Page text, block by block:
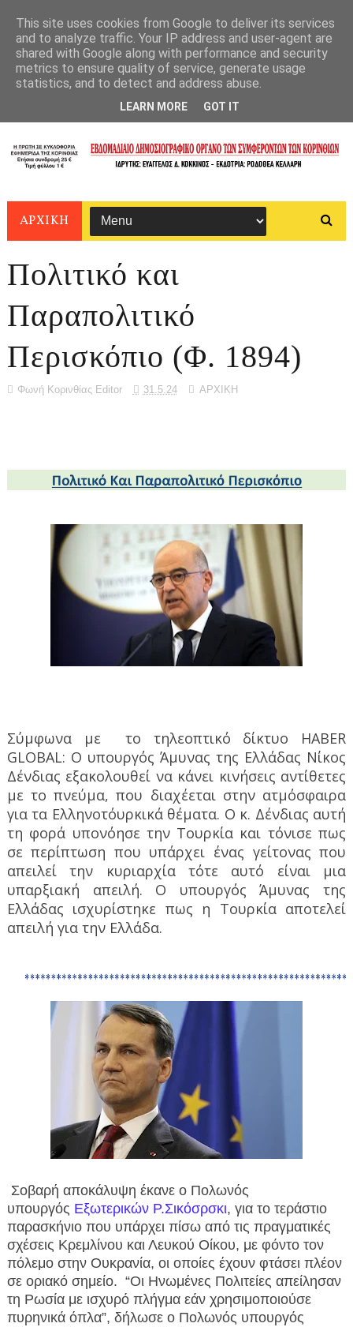
ΑΡΧΙΚΗ
Πολιτικό και
Παραπολιτικό
Περισκόπιο (Φ. 1894)
Φωνή Κορινθίας Editor 31.5.24 ΑΡΧΙΚΗ
Σύμφωνα με
το τηλεοπτικό δίκτυο HABER
GLOBAL: O υπουργός Άμυνας της Ελλάδας Νίκος
Δένδιας εξακολουθεί να κάνει κινήσεις αντίθετες
με το πνεύμα, που διαχέεται στην ατμόσφαιρα
για τα Ελληνοτόυρκικά θέματα. Ο κ. Δένδιας αυτή
τη φορά υπονόησε την Τουρκία και τόνισε πως
σε περίπτωση που υπάρχει ένας γείτονας που
απειλεί την κυριαρχία τότε αυτό είναι μια
υπαρξιακή απειλή. Ο υπουργός Άμυνας της
Ελλάδας ισχυρίστηκε πως η Τουρκία αποτελεί
απειλή για την Ελλάδα.
Σοβαρή αποκάλυψη έκανε ο Πολωνός
υπουργός Εξωτερικών Ρ.Σικόσρσκι, για το τεράστιο
παρασκήνιο που υπάρχει πίσω από τις πραγματικές
σχέσεις Κρεμλίνου και Λευκού Οίκου, με φόντο τον
πόλεμο στην Ουκρανία, οι οποίες έχουν φτάσει πλέον
σε οριακό σημείο. “Οι Ηνωμένες Πολιτείες απείλησαν
τη Ρωσία με ισχυρό πλήγμα εάν χρησιμοποιούσε
πυρηνικά όπλα”, δήλωσε ο Πολωνός υπουργός
This site uses cookies from Google to deliver its services
and to analyze traffic. Your IP address and user-agent are
shared with Google along with performance and security
metrics to ensure quality of service, generate usage
statistics, and to detect and address abuse.
LEARN MORE GOT IT